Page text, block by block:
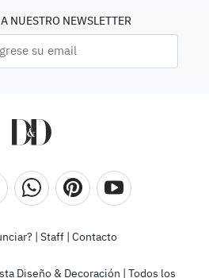
NUESTRO NEWSLETTER
Staff| Contacto
Diseño & Decoración | Todos los